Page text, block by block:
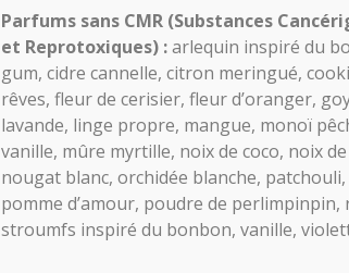
Parfums sans CMR (Substances
et Reprotoxiques) :arlequin inspiré du
gum, cidre cannelle, citron meringué,
rêves, fleur de cerisier, fleur d’oranger,
lavande, linge propre, mangue, monoï
vanille, mûre myrtille, noix de coco, noix
nougat blanc, orchidée blanche,
pomme d’amour, poudre de perlimpinpin,
stroumfs inspiré du bonbon, vanille,